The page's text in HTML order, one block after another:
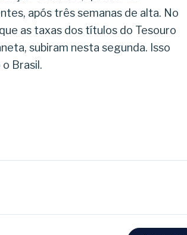
após três semanas de alta. No
as taxas dos títulos do Tesouro
subiram nesta segunda. Isso
Brasil.